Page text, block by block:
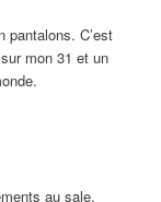
pantalons. C’est
mon 31 et un
au sale.